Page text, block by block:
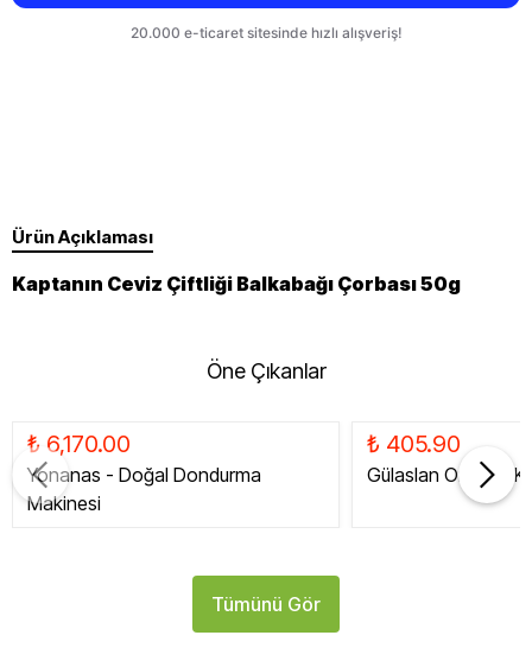
Ürün Açıklaması
Kaptanın Ceviz Çiftliği Balkabağı Çorbası 50g
Öne Çıkanlar
₺ 6,170.00
Yonanas - Doğal Dondurma
Makinesi
₺ 405.90
Gülaslan Organik
Tümünü Gör